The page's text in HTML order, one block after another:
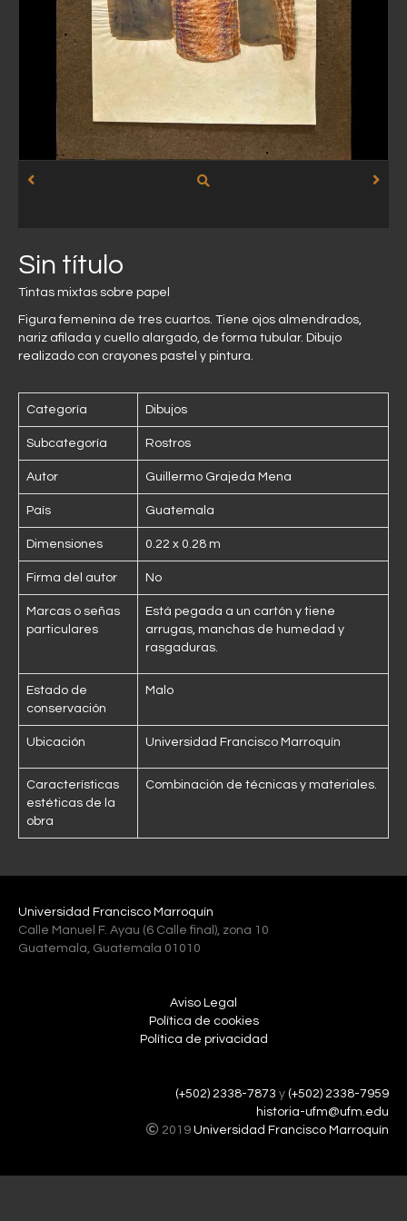
Sin título
Tintas mixtas sobre papel
Figura femenina de tres cuartos. Tiene ojos almendrados,
nariz afilada y cuello alargado, de forma tubular. Dibujo
realizado con crayones pastel y pintura.
Categoría Dibujos
Subcategoría Rostros
Autor Guillermo Grajeda Mena
País Guatemala
Dimensiones 0.22 x 0.28 m
Firma del autor No
Marcas o señas
particulares
Está pegada a un cartón y tiene
arrugas, manchas de humedad y
rasgaduras.
Estado de
conservación
Malo
Ubicación Universidad Francisco Marroquín
Características
estéticas de la
obra
Combinación de técnicas y materiales.
Universidad Francisco Marroquín
Calle Manuel F. Ayau (6 Calle final), zona 10
Guatemala, Guatemala 01010
Aviso Legal
Política de cookies
Política de privacidad
(+502) 2338-7873 y (+502) 2338-7959
historia-ufm@ufm.edu
2019 Universidad Francisco Marroquín